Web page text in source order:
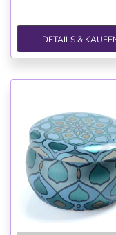
DETAILS &